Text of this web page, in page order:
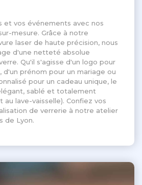
et vos événements avec nos
mesure. Grâce à notre
laser de haute précision, nous
d'une netteté absolue
Qu'il s'agisse d'un logo pour
d'un prénom pour un mariage ou
pour un cadeau unique, le
sablé et totalement
au lave-vaisselle). Confiez vos
de verrerie à notre atelier
de Lyon.